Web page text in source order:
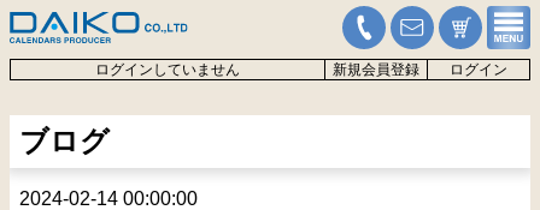
ログインしていません 新規会員登録 ログイン
ブログ
2024-02-14 00:00:00